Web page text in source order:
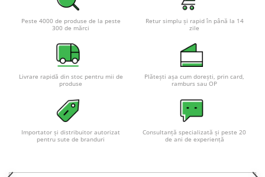
Peste 4000 de produse de la peste
300 de mărci
Retur simplu și rapid în până la 14
zile
Livrare rapidă din stoc pentru mii de
produse
Plătești așa cum dorești, prin card,
ramburs sau OP
Importator și distribuitor autorizat
pentru sute de branduri
Consultanță specializată și peste 20
de ani de experiență